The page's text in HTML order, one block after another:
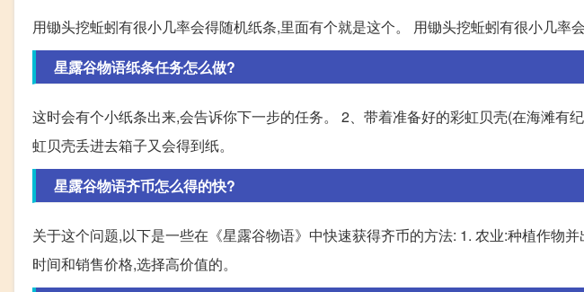
用锄头挖蚯蚓有很小几率会得随机纸条,里面有个就是这个。 用锄头挖蚯蚓有很小几率
星露谷物语纸条任务怎么做?
这时会有个小纸条出来,会告诉你下一步的任务。 2、带着准备好的彩虹贝壳(在海滩有
虹贝壳丢进去箱子又会得到纸。
星露谷物语齐币怎么得的快?
关于这个问题,以下是一些在《星露谷物语》中快速获得齐币的方法: 1. 农业:种植作物
时间和销售价格,选择高价值的。